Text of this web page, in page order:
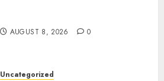
AUGUST 8, 2026 0
Uncategorized